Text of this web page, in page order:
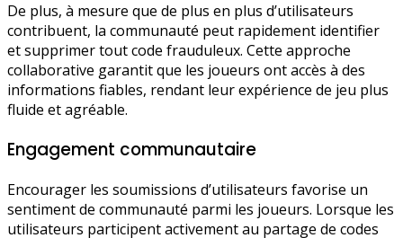
De plus, à mesure que de plus en plus d’utilisateurs
contribuent, la communauté peut rapidement identifier
et supprimer tout code frauduleux. Cette approche
collaborative garantit que les joueurs ont accès à des
informations fiables, rendant leur expérience de jeu plus
fluide et agréable.
Engagement communautaire
Encourager les soumissions d’utilisateurs favorise un
sentiment de communauté parmi les joueurs. Lorsque les
utilisateurs participent activement au partage de codes